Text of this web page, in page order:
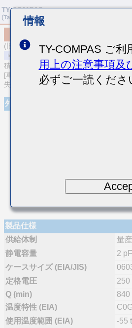
(旧品番 QVS107CG020CCHT)
積層セラミックコンデンサ
[車載ボディ/インフォ＆高信頼用 (AEC-
失中高耐圧積層セラミックコンデンサ]
外観
製品仕様
供給体制
量
静電容量
2
ケースサイズ (EIA/JIS)
定格電圧
250
Q (min)
840
温度特性 (EIA)
C0G
使用温度範囲 (EIA)
-55
情報
TY-COMPAS ご利
用上の注意事項及
必ずご一読くださ